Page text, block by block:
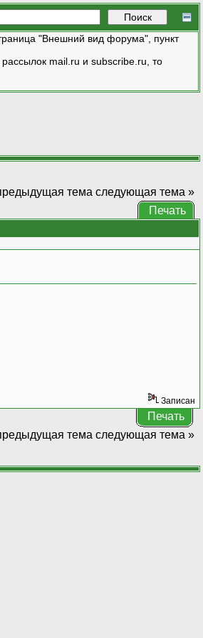
"Внешний вид форума", пункт
mail.ru и subscribe.ru, то
тема следующая тема »
Печать
Записан
Печать
тема следующая тема »